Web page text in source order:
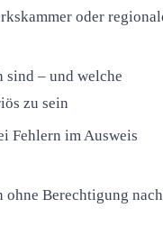
oder
sind – und welche
zu sein
Fehlern im Ausweis
ohne Berechtigung nach